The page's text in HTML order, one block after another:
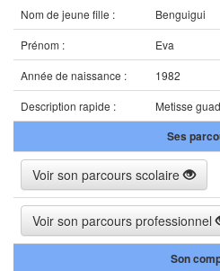
Nom de jeune fille :
Benguigui
Prénom :
Eva
Année de naissance :
1982
Description rapide :
Metisse
Ses
Voir son parcours scolaire
Voir son parcours professionnel
Son